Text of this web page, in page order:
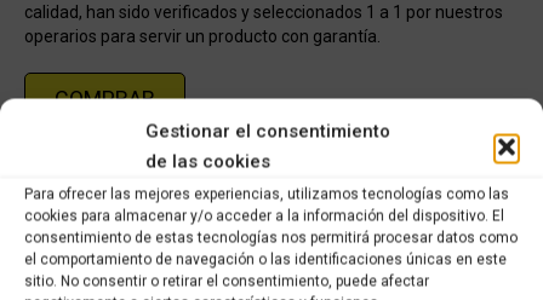
Gestionar el consentimiento
de las cookies
Para ofrecer las mejores experiencias, utilizamos tecnologías como las
cookies para almacenar y/o acceder a la información del dispositivo. El
consentimiento de estas tecnologías nos permitirá procesar datos como
el comportamiento de navegación o las identificaciones únicas en este
sitio. No consentir o retirar el consentimiento, puede afectar
calidad, han sido verificados y seleccionados 1 a 1 por nuestros
operarios para servir un producto con garantía.
COMPRAR
Share this product